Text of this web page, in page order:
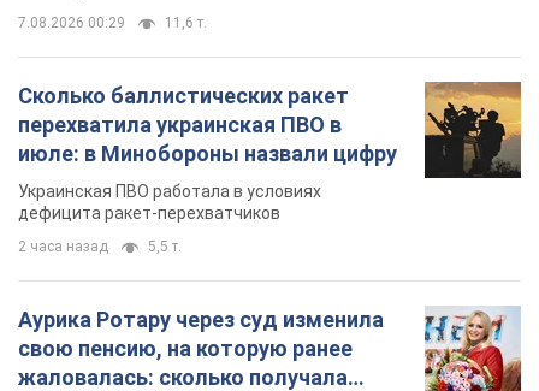
7.08.2026 00:29 11,6 т.
Сколько баллистических ракет
перехватила украинская ПВО в
июле: в Минобороны назвали цифру
Украинская ПВО работала в условиях
дефицита ракет-перехватчиков
2 часа назад 5,5 т.
Аурика Ротару через суд изменила
свою пенсию, на которую ранее
жаловалась: сколько получала